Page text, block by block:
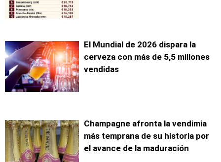
El Mundial de 2026 dispara la
cerveza con más de 5,5 millones
vendidas
Champagne afronta la vendimia
más temprana de su historia por
el avance de la maduración